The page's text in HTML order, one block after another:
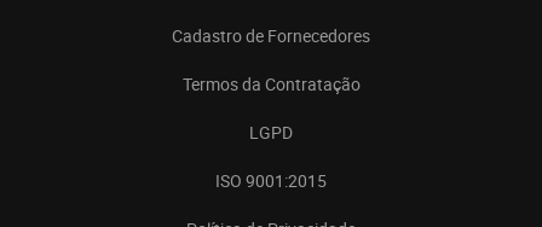
Cadastro de Fornecedores
Termos da Contratação
LGPD
ISO 9001:2015